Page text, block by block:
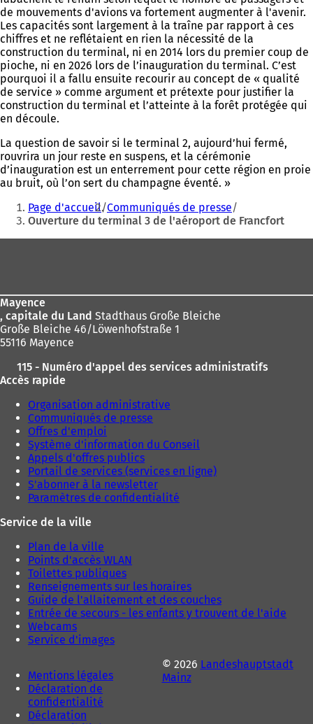
de mouvements d'avions va fortement augmenter à l'avenir.
Les capacités sont largement à la traîne par rapport à ces
chiffres et ne reflétaient en rien la nécessité de la
construction du terminal, ni en 2014 lors du premier coup de
pioche, ni en 2026 lors de l’inauguration du terminal. C’est
pourquoi il a fallu ensuite recourir au concept de « qualité
de service » comme argument et prétexte pour justifier la
construction du terminal et l’atteinte à la forêt protégée qui
en découle.
La question de savoir si le terminal 2, aujourd’hui fermé,
rouvrira un jour reste en suspens, et la cérémonie
d’inauguration est un enterrement pour cette région en proie
au bruit, où l’on sert du champagne éventé. »
Vous
êtes
ici
Page d'accueil Communiqués de presse
Ouverture du terminal 3 de l'aéroport de Francfort
Mayence
, capitale du Land Stadthaus Große Bleiche
Große Bleiche 46/Löwenhofstraße 1
55116 Mayence
115 - Numéro d'appel des services administratifs
Accès rapide
Organisation administrative
Communiqués de presse
Offres d'emploi
Système d'information du Conseil
Appels d'offres publics
Portail de services (services en ligne)
S'abonner à la newsletter
Paramètres de confidentialité
Service de la ville
Plan de la ville
Points d'accès WLAN
Toilettes publiques
Renseignements sur les horaires
Guide de l'allaitement et des couches
Entrée de secours - les enfants y trouvent de l'aide
Webcams
Service d'images
Mentions légales
Déclaration de
confidentialité
Déclaration
© 2026 Landeshauptstadt
Mainz